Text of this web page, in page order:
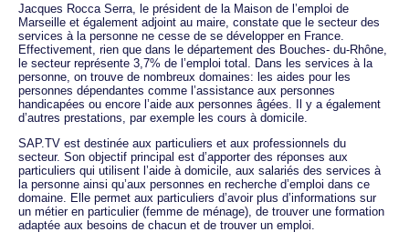
Jacques Rocca Serra, le président de la Maison de l’emploi de
Marseille et également adjoint au maire, constate que le secteur des
services à la personne ne cesse de se développer en France.
Effectivement, rien que dans le département des Bouches- du-Rhône,
le secteur représente 3,7% de l’emploi total. Dans les services à la
personne, on trouve de nombreux domaines: les aides pour les
personnes dépendantes comme l’assistance aux personnes
handicapées ou encore l’aide aux personnes âgées. Il y a également
d’autres prestations, par exemple les cours à domicile.
SAP.TV est destinée aux particuliers et aux professionnels du
secteur. Son objectif principal est d’apporter des réponses aux
particuliers qui utilisent l’aide à domicile, aux salariés des services à
la personne ainsi qu’aux personnes en recherche d’emploi dans ce
domaine. Elle permet aux particuliers d’avoir plus d’informations sur
un métier en particulier (femme de ménage), de trouver une formation
adaptée aux besoins de chacun et de trouver un emploi.